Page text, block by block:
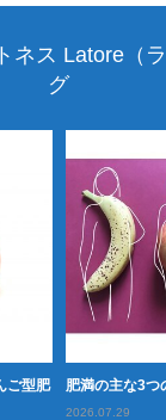
ネス Latore（
グ
ご型肥
肥満の主な3つ
2026.07.29